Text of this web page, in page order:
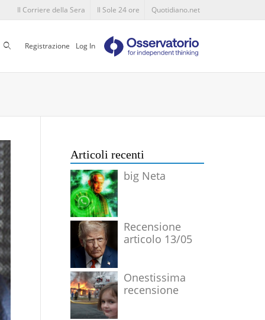
Il Corriere della Sera Il Sole 24 ore Quotidiano.net
CercaRegistrazione Log In
Articoli recenti
big Neta
Recensione
articolo 13/05
Onestissima
recensione